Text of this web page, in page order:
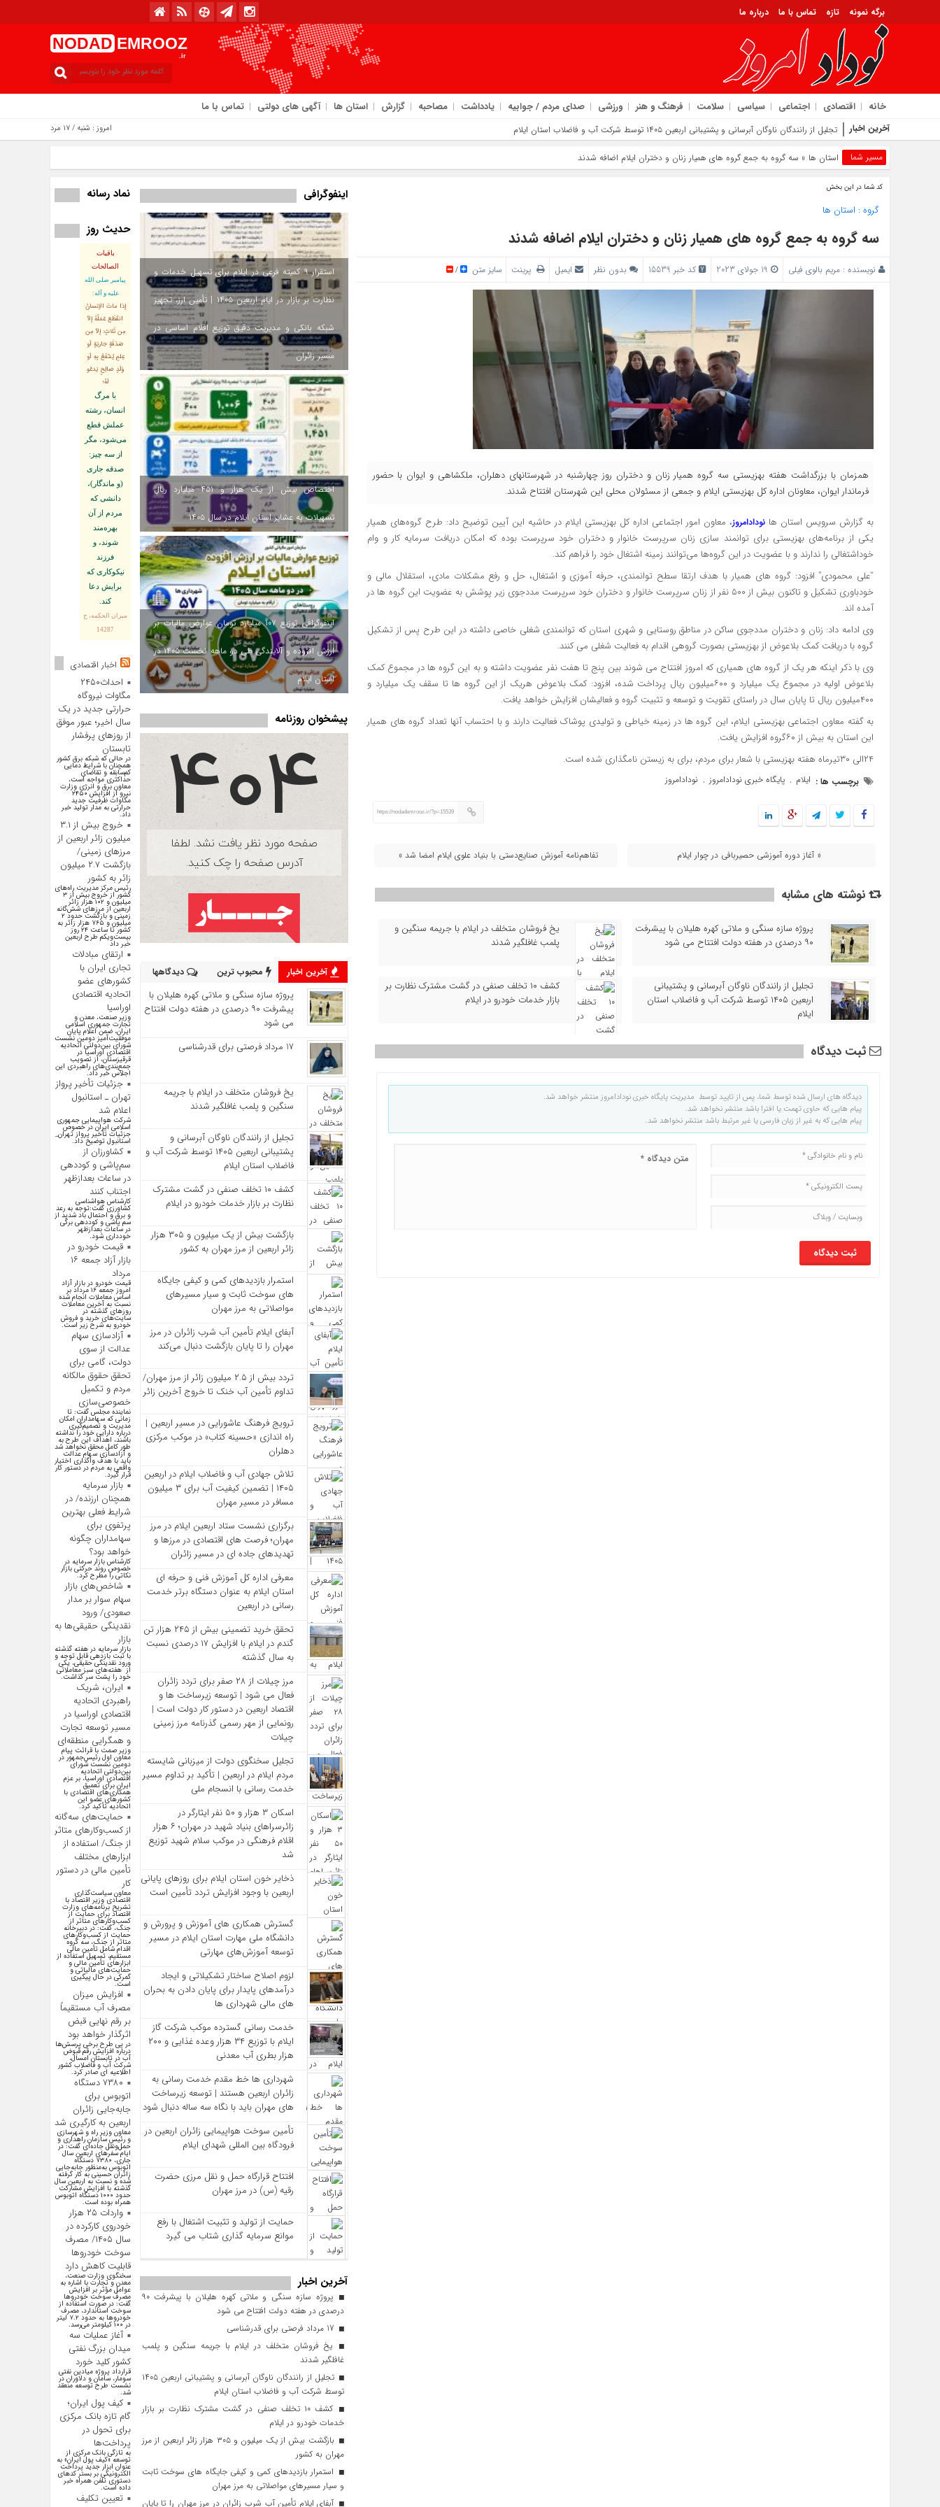
برگه نمونه تازه تماس با ما درباره ما
NODAD EMROOZ
.ir
خانه اقتصادی اجتماعی سیاسی سلامت فرهنگ و هنر ورزشی صدای مردم / جوابیه یادداشت مصاحبه گزارش استان ها آگهی های دولتی تماس با ما
آخرین اخبار تجلیل از رانندگان ناوگان آبرسانی و پشتیبانی اربعین ۱۴۰۵ توسط شرکت آب و فاضلاب استان ایلام امروز : شنبه / ۱۷ مرداد / ۱۴۰۵
مسیر شما استان ها » سه گروه به جمع گروه های همیار زنان و دختران ایلام اضافه شدند
کد شما در این بخش
گروه : استان ها
سه گروه به جمع گروه های همیار زنان و دختران ایلام اضافه شدند
نویسنده : مریم بالوی فیلی کد خبر 15539 بدون نظر ایمیل پرینت سایز متن /
همزمان با بزرگداشت هفته بهزیستی سه گروه همیار زنان و دختران روز چهارشنبه در شهرستانهای دهلران، ملکشاهی و ایوان با حضور
فرماندار ایوان، معاونان اداره کل بهزیستی ایلام و جمعی از مسئولان محلی این شهرستان افتتاح شدند.
به گزارش سرویس استان ها نودادامروز، معاون امور اجتماعی اداره کل بهزیستی ایلام در حاشیه این آیین توضیح داد: طرح گروه‌های همیار
یکی از برنامه‌های بهزیستی برای توانمند سازی زنان سرپرست خانوار و دختران خود سرپرست بوده که امکان دریافت سرمایه کار و وام
خوداشتغالی را ندارند و با عضویت در این گروه‌ها می‌توانند زمینه اشتغال خود را فراهم کند.
“علی محمودی” افزود: گروه های همیار با هدف ارتقا سطح توانمندی، حرفه آموزی و اشتغال، حل و رفع مشکلات مادی، استقلال مالی و
خودباوری تشکیل و تاکنون بیش از ۵۰۰ نفر از زنان سرپرست خانوار و دختران خود سرپرست مددجوی زیر پوشش به عضویت این گروه ها در
آمده اند.
وی ادامه داد: زنان و دختران مددجوی ساکن در مناطق روستایی و شهری استان که توانمندی شغلی خاصی داشته در این طرح پس از تشکیل
گروه با دریافت کمک بلاعوض از بهزیستی بصورت گروهی اقدام به فعالیت شغلی می کنند.
وی با ذکر اینکه هر یک از گروه های همیاری که امروز افتتاح می شوند بین پنج تا هفت نفر عضویت داشته و به این گروه ها در مجموع کمک
بلاعوض اولیه در مجموع یک میلیارد و ۶۰۰میلیون ریال پرداخت شده، افزود: کمک بلاعوض هریک از این گروه ها تا سقف یک میلیارد و
۴۰۰میلیون ریال تا پایان سال در راستای تقویت و توسعه و تثبیت گروه و فعالیشان افزایش خواهد یافت.
به گفته معاون اجتماعی بهزیستی ایلام، این گروه ها در زمینه خیاطی و تولیدی پوشاک فعالیت دارند و با احتساب آنها تعداد گروه های همیار
این استان به بیش از ۶۰گروه افزایش یافت.
۲۴الی ۳۰تیرماه هفته بهزیستی با شعار برای مردم، برای به زیستن نامگذاری شده است.
برچسب ها : ایلام , پایگاه خبری نودادامروز , نودادامروز
https://nodademrooz.ir/?p=15539
« آغاز دوره آموزشی حصیربافی در چوار ایلام تفاهم‌نامه آموزش صنایع‌دستی با بنیاد علوی ایلام امضا شد »
نوشته های مشابه
پروژه سازه سنگی و ملاتی کهره هلیلان با پیشرفت
۹۰ درصدی در هفته دولت افتتاح می شود
یخ‌ فروشان متخلف در ایلام با جریمه سنگین و
پلمب غافلگیر شدند
تجلیل از رانندگان ناوگان آبرسانی و پشتیبانی
اربعین ۱۴۰۵ توسط شرکت آب و فاضلاب استان
ایلام
کشف ۱۰ تخلف صنفی در گشت مشترک نظارت بر
بازار خدمات خودرو در ایلام
ثبت دیدگاه
دیدگاه های ارسال شده توسط شما، پس از تایید توسط مدیریت پایگاه خبری نودادامروز منتشر خواهد شد.
پیام هایی که حاوی تهمت یا افترا باشد منتشر نخواهد شد.
پیام هایی که به غیر از زبان فارسی یا غیر مرتبط باشد منتشر نخواهد شد.
اینفوگرافی
استقرار ۹ کمیته فرعی در ایلام برای تسهیل خدمات و
نظارت بر بازار در ایام اربعین ۱۴۰۵ | تأمین ارز، تجهیز
شبکه بانکی و مدیریت دقیق توزیع اقلام اساسی در
مسیر زائران
اختصاص بیش از یک هزار و ۴۵۱ میلیارد ریال
تسهیلات به عشایر استان ایلام در سال ۱۴۰۵
اینفوگرافی توزیع ۱۰۷ میلیارد تومان عوارض مالیات بر
ارزش افزوده و آلایندگی طی دو ماهه نخست ۱۴۰۵ در
استان ایلام
پیشخوان روزنامه
آخرین اخبار محبوب ترین دیدگاهها
پروژه سازه سنگی و ملاتی کهره هلیلان با
پیشرفت ۹۰ درصدی در هفته دولت افتتاح
می شود
17 مرداد فرصتی برای قدرشناسی
یخ‌ فروشان متخلف در ایلام با جریمه
سنگین و پلمب غافلگیر شدند
تجلیل از رانندگان ناوگان آبرسانی و
پشتیبانی اربعین ۱۴۰۵ توسط شرکت آب و
فاضلاب استان ایلام
کشف ۱۰ تخلف صنفی در گشت مشترک
نظارت بر بازار خدمات خودرو در ایلام
بازگشت بیش از یک میلیون و ۳۰۵ هزار
زائر اربعین از مرز مهران به کشور
استمرار بازدیدهای کمی و کیفی جایگاه‌
های سوخت ثابت و سیار مسیرهای
مواصلاتی به مرز مهران
آبفای ایلام تأمین آب شرب زائران در مرز
مهران را تا پایان بازگشت دنبال می‌کند
تردد بیش از ۲.۵ میلیون زائر از مرز مهران/
تداوم تأمین آب خنک تا خروج آخرین زائر
ترویج فرهنگ عاشورایی در مسیر اربعین |
راه‌ اندازی «حسینه کتاب» در موکب مرکزی
دهلران
تلاش جهادی آب و فاضلاب ایلام در اربعین
۱۴۰۵ | تضمین کیفیت آب برای ۳ میلیون
مسافر در مسیر مهران
برگزاری نشست ستاد اربعین ایلام در مرز
مهران؛ فرصت‌ های اقتصادی در مرزها و
تهدیدهای جاده‌ ای در مسیر زائران
معرفی اداره کل آموزش فنی و حرفه‌ ای
استان ایلام به‌ عنوان دستگاه برتر خدمت‌
رسانی در اربعین
تحقق خرید تضمینی بیش از ۲۴۵ هزار تن
گندم در ایلام با افزایش ۱۷ درصدی نسبت
به سال گذشته
مرز چیلات از ۲۸ صفر برای تردد زائران
فعال می‌ شود | توسعه زیرساخت‌ ها و
اقتصاد اربعین در دستور کار دولت است |
رونمایی از مهر رسمی گذرنامه مرز زمینی
چیلات
تجلیل سخنگوی دولت از میزبانی شایسته
مردم ایلام در اربعین | تأکید بر تداوم مسیر
خدمت‌ رسانی با انسجام ملی
اسکان ۳ هزار و ۵۰ نفر ایثارگر در
زائرسراهای بنیاد شهید در مهران؛ ۶ هزار
اقلام فرهنگی در موکب سلام شهید توزیع
شد
ذخایر خون استان ایلام برای روزهای پایانی
اربعین با وجود افزایش تردد تأمین است
گسترش همکاری‌ های آموزش و پرورش و
دانشگاه ملی مهارت استان ایلام در مسیر
توسعه آموزش‌های مهارتی
لزوم اصلاح ساختار تشکیلاتی و ایجاد
درآمدهای پایدار برای پایان دادن به بحران‌
های مالی شهرداری‌ ها
خدمت رسانی گسترده موکب شرکت گاز
ایلام با توزیع ۳۴ هزار وعده غذایی و ۲۰۰
هزار بطری آب معدنی
شهرداری‌ ها خط مقدم خدمت ‌رسانی به
زائران اربعین هستند | توسعه زیرساخت
‌های مهران باید با نگاه سه‌ ساله دنبال شود
تأمین سوخت هواپیمایی زائران اربعین در
فرودگاه بین المللی شهدای ایلام
افتتاح قرارگاه حمل‌ و نقل مرزی حضرت
رقیه (س) در مرز مهران
حمایت از تولید و تثبیت اشتغال با رفع
موانع سرمایه‌ گذاری شتاب می‌ گیرد
آخرین اخبار
پروژه سازه سنگی و ملاتی کهره هلیلان با پیشرفت ۹۰
درصدی در هفته دولت افتتاح می شود
یخ‌ فروشان متخلف در ایلام با جریمه سنگین و پلمب
غافلگیر شدند
تجلیل از رانندگان ناوگان آبرسانی و پشتیبانی اربعین ۱۴۰۵
توسط شرکت آب و فاضلاب استان ایلام
کشف ۱۰ تخلف صنفی در گشت مشترک نظارت بر بازار
خدمات خودرو در ایلام
بازگشت بیش از یک میلیون و ۳۰۵ هزار زائر اربعین از مرز
مهران به کشور
استمرار بازدیدهای کمی و کیفی جایگاه‌ های سوخت ثابت
و سیار مسیرهای مواصلاتی به مرز مهران
آبفای ایلام تأمین آب شرب زائران در مرز مهران را تا پایان
نماد رسانه
حدیث روز
باقیات
الصالحات
پيامبر صلى‏ الله‏
عليه ‏و‏ آله:
إذا ماتَ الإنسانُ
انقَطَعَ عَمَلُهُ إلاّ
مِن ثَلاثٍ: إلاّ مِن
صَدَقَةٍ جاريَةٍ أو
عِلمٍ يُنتَفَعُ بِهِ أو
وَلَدٍ صالِحٍ يَدعُو
لَهُ؛
با مرگ
انسان، رشته
عملش قطع
مى‌شود، مگر
از سه چيز:
صدقه جارى
(و ماندگار)،
دانشى كه
مردم از آن
بهره‏‌مند
شوند، و
فرزند
نيكوكارى كه
برايش دعا
كند.
ميزان الحكمه، ح
14287
اخبار اقتصادی
احداث۲۴۵۰
مگاوات نیروگاه
حرارتی جدید در یک
سال اخیر؛ عبور موفق
از روز‌های پرفشار
تابستان
در حالی که شبکه برق کشور
همچنان با شرایط دمایی
کم‌سابقه و تقاضای
حداکثری مواجه است،
معاون برق و انرژی وزارت
نیرو از افزایش ۲۴۵۰
مگاوات ظرفیت جدید
حرارتی به مدار تولید خبر
داد.
خروج بیش از ۳.۱
میلیون زائر اربعین از
مرزهای زمینی/
بازگشت ۲.۷ میلیون
زائر به کشور
رئیس مرکز مدیریت راه‌های
کشور از خروج بیش از ۳
میلیون و ۱۰۲ هزار زائر
اربعین از مرزهای شش‌گانه
زمینی و بازگشت حدود ۲
میلیون و ۷۶۵ هزار زائر به
کشور تا ساعت ۲۴ روز
بیست‌ویکم طرح اربعین
خبر داد
ارتقای مبادلات
تجاری ایران با
کشور‌های عضو
اتحادیه اقتصادی
اوراسیا
وزیر صنعت، معدن و
تجارت جمهوری اسلامی
ایران، ضمن اعلام پایان
موفقیت‌آمیز دومین نشست
شورای بین‌دولتی اتحادیه
اقتصادی اوراسیا در
قرقیزستان، از تصویب
جمع‌بندی‌های راهبردی این
اجلاس خبر داد.
جزئیات تأخیر پرواز
تهران ـ استانبول
اعلام شد
شرکت هواپیمایی جمهوری
اسلامی ایران در خصوص
جزئیات تأخیر پرواز تهران_
استانبول توضیح داد.
کشاورزان از
سم‌پاشی و کوددهی
در ساعات بعدازظهر
اجتناب کنند
کارشناس هواشناسی
کشاورزی گفت:توجه به رعد
و برق و احتمال باد شدید از
سم پاشی و کوددهی برگی
در ساعات بعدازظهر
خودداری شود.
قیمت خودرو در
بازار آزاد جمعه ۱۶
مرداد
قیمت خودرو در بازار آزاد
امروز جمعه ۱۶ مرداد بر
اساس معاملات انجام شده
نسبت به آخرین معاملات
روز‌های گذشته در
سایت‌های خرید و فروش
خودرو به شرح زیر است.
آزادسازی سهام
عدالت از سوی
دولت، گامی برای
تحقق حقوق مالکانه
مردم و تکمیل
خصوصی‌سازی
نماینده مجلس گفت: تا
زمانی که سهامداران امکان
مدیریت و تصمیم‌گیری
درباره دارایی خود را نداشته
باشند، اهداف این طرح به
طور کامل محقق نخواهد شد
و آزادسازی سهام عدالت
باید با هدف واگذاری اختیار
واقعی به مردم در دستور کار
قرار گیرد.
بازار سرمایه
همچنان ارزنده/ در
شرایط فعلی بهترین
پرتفوی برای
سهامداران چگونه
خواهد بود؟
کارشناس بازار سرمایه در
خصوص روند حرکتی بازار
نکاتی را مطرح کرد.
شاخص‌های بازار
سهام سوار بر مدار
صعودی/ ورود
نقدینگی حقیقی‌ها به
بازار
بازار سرمایه در هفته گذشته
با ثبت بازدهی قابل توجه و
ورود نقدینگی حقیقی، یکی
از هفته‌های سبز معاملاتی
خود را پشت سر گذاشت.
ایران، شریک
راهبردی اتحادیه
اقتصادی اوراسیا در
مسیر توسعه تجارت
و همگرایی منطقه‌ای
وزیر صمت با قرائت پیام
معاون اول رئیس‌جمهور در
دومین نشست شورای
بین‌دولتی اتحادیه
اقتصادی اوراسیا، بر عزم
ایران برای تعمیق
همکاری‌های اقتصادی با
کشورهای عضو این
اتحادیه تأکید کرد.
حمایت‌های سه‌گانه
از کسب‌وکارهای متاثر
از جنگ/ استفاده از
ابزارهای مختلف
تأمین مالی در دستور
کار
معاون سیاست‌گذاری
اقتصادی وزیر اقتصاد با
تشریح برنامه‌های وزارت
اقتصاد برای حمایت از
کسب‌وکار‌های متاثر از
جنگ، گفت: در دبیرخانه
حمایت از کسب‌وکار‌های
متاثر از جنگ، سه گروه
اقدام شامل تأمین مالی
مستقیم، تسهیل استفاده از
ابزار‌های تأمین مالی و
حمایت‌های مالیاتی و
گمرکی در حال پیگیری
است.
افزایش میزان
مصرف آب مستقیماً
بر رقم نهایی قبض
اثرگذار خواهد بود
در پی طرح برخی پرسش‌ها
درباره افزایش رقم قبوض
آب در تابستان امسال،
شرکت آب و فاضلاب کشور
اطلاعیه ای صادر کرد.
۷۳۸۰ دستگاه
اتوبوس برای
جابه‌جایی زائران
اربعین به کارگیری شد
معاون وزیر راه و شهرسازی
و رئیس سازمان راهداری و
حمل‌ونقل جاده‌ای گفت: در
ایام سفرهای اربعین سال
جاری، ۷۳۸۰ دستگاه
اتوبوس به‌منظور جابه‌جایی
زائران حسینی به‌ کار گرفته
شده و نسبت به اربعین سال
گذشته با افزایش مشارکت
حدود ۱۰۰۰ دستگاه اتوبوس
همراه بوده است.
واردات ۲۵ هزار
خودروی کارکرده در
سال ۱۴۰۵/ مصرف
سوخت خودرو‌ها
قابلیت کاهش دارد
سخنگوی وزارت صنعت،
معدن و تجارت با اشاره به
عوامل مؤثر بر افزایش
مصرف سوخت خودرو‌ها
گفت: در صورت استفاده از
سوخت استاندارد، مصرف
خودرو‌ها به حدود ۷.۲ لیتر
در ۱۰۰ کیلومتر می‌رسد.
آغاز عملیات سه
میدان بزرگ نفتی
کشور کلید خورد
قرارداد پروژه میادین نفتی
سومار، سامان و دلاوران در
نشست طرح توسعه منعقد
شد.
کیف پول ایران؛
گام تازه بانک مرکزی
برای تحول در
پرداخت‌ها
به تازگی بانک مرکزی از
توسعه «کیف پول ایران» به
عنوان ابزار جدید پرداخت
الکترونیکی بر بستر کد‌های
دستوری تلفن همراه خبر
داده است.
تعیین تکلیف